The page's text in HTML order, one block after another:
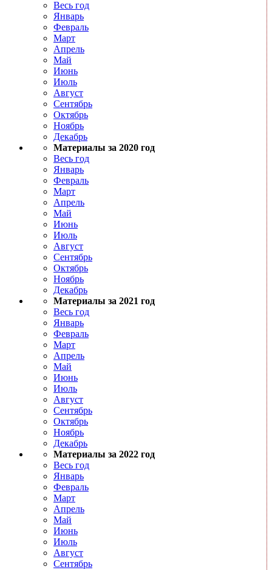
Весь год
Январь
Февраль
Март
Апрель
Май
Июнь
Июль
Август
Сентябрь
Октябрь
Ноябрь
Декабрь
Материалы за 2020 год
Весь год
Январь
Февраль
Март
Апрель
Май
Июнь
Июль
Август
Сентябрь
Октябрь
Ноябрь
Декабрь
Материалы за 2021 год
Весь год
Январь
Февраль
Март
Апрель
Май
Июнь
Июль
Август
Сентябрь
Октябрь
Ноябрь
Декабрь
Материалы за 2022 год
Весь год
Январь
Февраль
Март
Апрель
Май
Июнь
Июль
Август
Сентябрь